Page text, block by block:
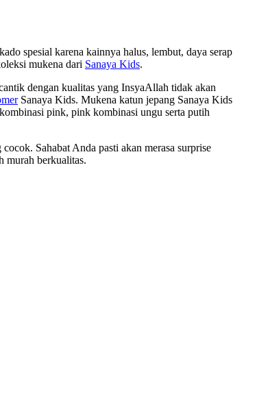
spesial karena kainnya halus, lembut, daya serap
mukena dari Sanaya Kids.
dengan kualitas yang InsyaAllah tidak akan
Sanaya Kids. Mukena katun jepang Sanaya Kids
pink, pink kombinasi ungu serta putih
Sahabat Anda pasti akan merasa surprise
murah berkualitas.